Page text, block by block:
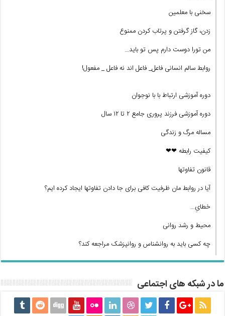
سخنی با معلمین
زدن، گاز گرفتن و پرتاب کردن ممنوع
من تورا دوست دارم پس تو باید…
روابط سالم انسانی فاعل_ فاعل اند نه فاعل _ مفعول!
دوره آموزشی ارتباط با با نوجوان
دوره آموزشی فرزند پروری جامع ۲ تا ۱۲ سال
مساله مرگ و زندگی
کیفیت رابطه ❤❤
قانون تفاوتها
آیا در روابط مان ظرفیت کافی برای جا دادن تفاوتها ایجاد کرده ایم؟
خطایِ…
محیط و رشد روانی
چه کسی باید به روانشناس و روانپزشک مراجعه کند؟
ما در شبکه های اجتماعی